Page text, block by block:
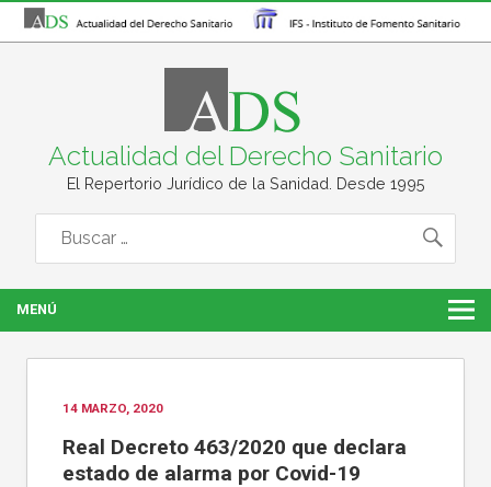
Actualidad del Derecho Sanitario
El Repertorio Jurídico de la Sanidad. Desde 1995
MENÚ
14 MARZO, 2020
Real Decreto 463/2020 que declara
estado de alarma por Covid-19